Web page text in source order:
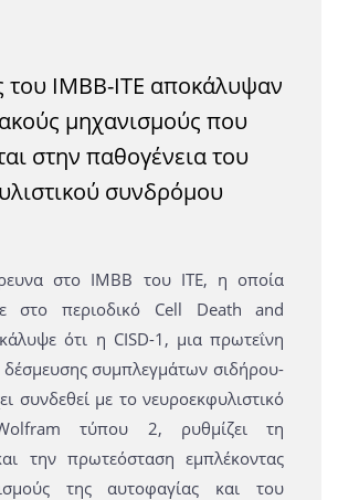
του ΙΜΒΒ-ΙΤΕ αποκάλυψαν
μηχανισμούς που
στην παθογένεια του
συνδρόμου
στο ΙΜΒΒ του ΙΤΕ, η οποία
στο περιοδικό Cell Death and
ότι η CISD-1, μια πρωτεΐνη
δέσμευσης συμπλεγμάτων σιδήρου-
συνδεθεί με το νευροεκφυλιστικό
τύπου 2, ρυθμίζει τη
την πρωτεόσταση εμπλέκοντας
της αυτοφαγίας και του